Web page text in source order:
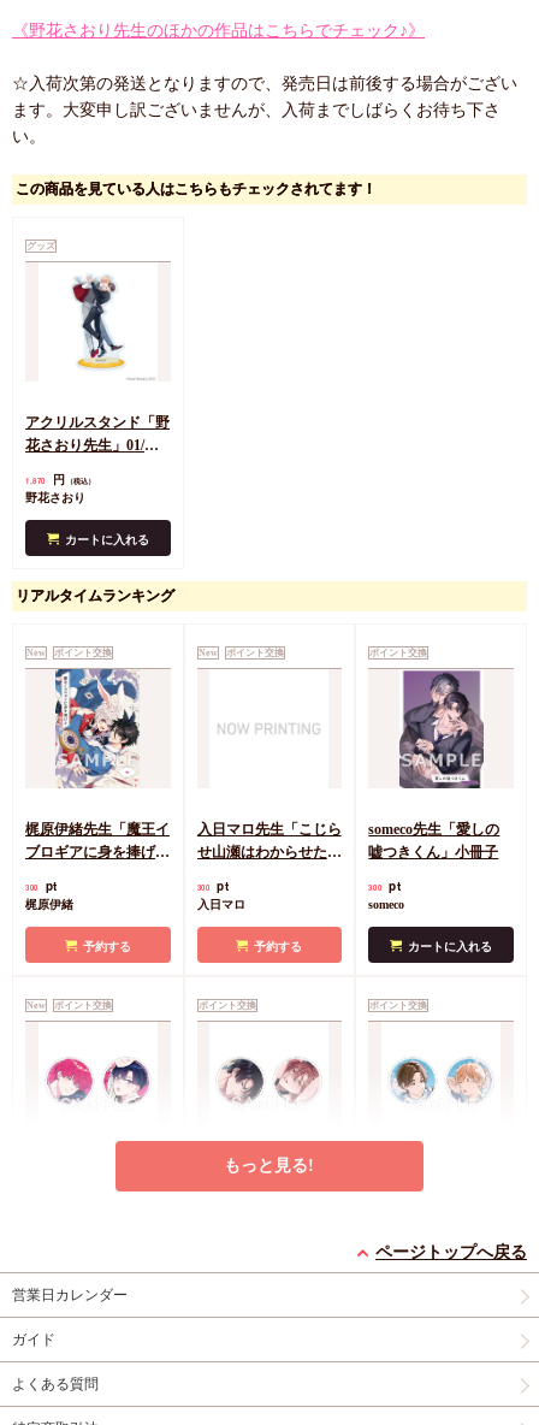
《野花さおり先生のほかの作品はこちらでチェック♪》
☆入荷次第の発送となりますので、発売日は前後する場合がござい
ます。大変申し訳ございませんが、入荷までしばらくお待ち下さ
い。
この商品を見ている人はこちらもチェックされてます！
グッズ
アクリルスタンド「野
花さおり先生」01/イ
貞で純情でした(描き
1,870 円 （税込）
野花さおり
カートに入れる
リアルタイムランキング
New ポイント交換
梶原伊緒先生「魔王イ
ブロギアに身を捧げ
300 pt
梶原伊緒
予約する
New ポイント交換
入日マロ先生「こじら
せ山瀬はわからせた
300 pt
入日マロ
予約する
ポイント交換
someco先生「愛しの
嘘つきくん」小冊子
300 pt
someco
カートに入れる
New ポイント交換
ト）
予約する
ポイント交換 ポイント交換
アートメダル（2個セ
ット）
熊雪ふる
もっと見る!
ページトップへ戻る
営業日カレンダー
ガイド
よくある質問